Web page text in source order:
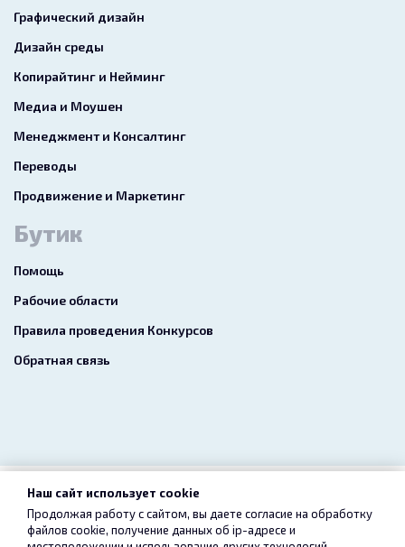
Графический дизайн
Дизайн среды
Копирайтинг и Нейминг
Медиа и Моушен
Менеджмент и Консалтинг
Переводы
Продвижение и Маркетинг
Бутик
Помощь
Рабочие области
Правила проведения Конкурсов
Обратная связь
2026 freelance.boutique
Пользовательское соглашение Конфиденциальность
Наш сайт использует cookie
Продолжая работу с сайтом, вы даете согласие на обработку
файлов cookie, получение данных об ip-адресе и